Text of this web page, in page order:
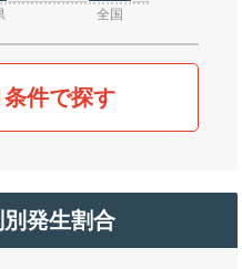
全国
件で探す
発生割合